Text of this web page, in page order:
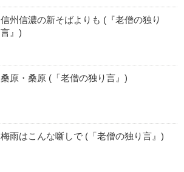
信州信濃の新そばよりも (『老僧の独り
言』)
桑原・桑原 (「老僧の独り言』)
梅雨はこんな噺しで (「老僧の独り言』)